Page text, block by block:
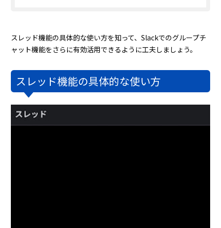
スレッド機能の具体的な使い方を知って、Slackでのグループチ
ャット機能をさらに有効活用できるように工夫しましょう。
スレッド機能の具体的な使い方